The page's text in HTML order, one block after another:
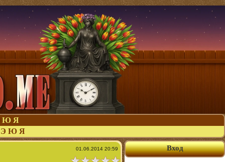
Ю Я
Э Ю Я
01.06.2014 20:59 Вход